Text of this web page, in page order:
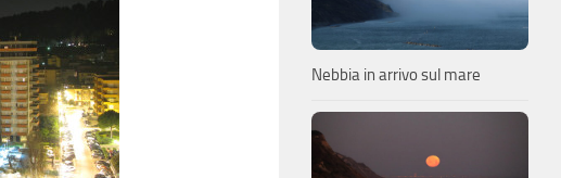
Nebbia in arrivo sul mare